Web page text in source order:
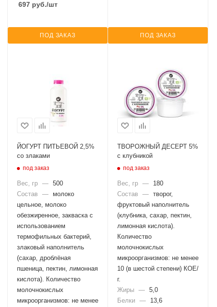
697 руб./шт
ПОД ЗАКАЗ ПОД ЗАКАЗ
ЙОГУРТ ПИТЬЕВОЙ 2,5%
со злаками
под заказ
Вес, гр — 500
Состав
—
молоко
цельное, молоко
обезжиренное, закваска с
использованием
термофильных бактерий,
злаковый наполнитель
(сахар, дроблёная
пшеница, пектин, лимонная
кислота). Количество
молочнокислых
микроорганизмов: не менее
ТВОРОЖНЫЙ ДЕСЕРТ 5%
с клубникой
под заказ
Вес, гр —
180
Состав
— творог,
фруктовый наполнитель
(клубника, сахар, пектин,
лимонная кислота).
Количество
молочнокислых
микроорганизмов: не менее
10 (в шестой степени) КОЕ/
г.
Жиры — 5,0
Белки —
13,6